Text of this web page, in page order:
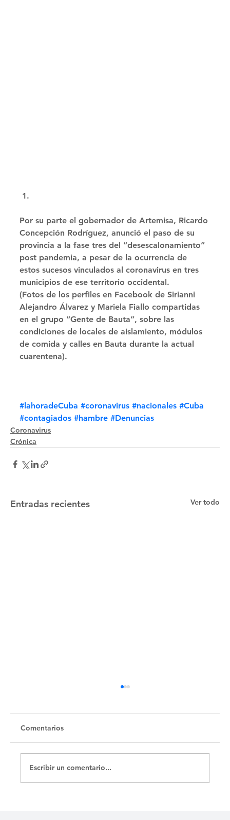
Por su parte el gobernador de Artemisa, Ricardo
Concepción Rodríguez, anunció el paso de su
provincia a la fase tres del “desescalonamiento”
post pandemia, a pesar de la ocurrencia de
estos sucesos vinculados al coronavirus en tres
municipios de ese territorio occidental.
(Fotos de los perfiles en Facebook de Sirianni
Alejandro Álvarez y Mariela Fiallo compartidas
en el grupo “Gente de Bauta”, sobre las
condiciones de locales de aislamiento, módulos
de comida y calles en Bauta durante la actual
cuarentena).
#lahoradeCuba #coronavirus #nacionales #Cuba
#contagiados #hambre #Denuncias
Coronavirus
Crónica
Entradas recientes Ver todo
Comentarios
Escribir un comentario...